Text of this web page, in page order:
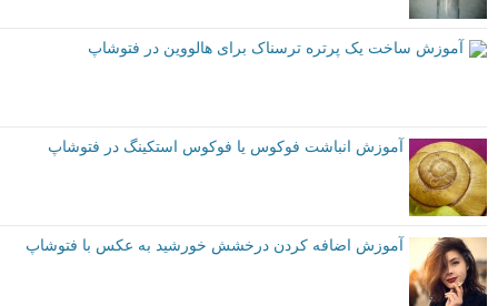
آموزش ساخت یک پرتره ترسناک برای هالووین در فتوشاپ
آموزش انباشت فوکوس یا فوکوس استکینگ در فتوشاپ
آموزش اضافه کردن درخشش خورشید به عکس با فتوشاپ